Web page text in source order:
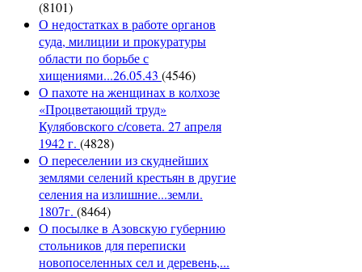
(8101)
О недостатках в работе органов
суда, милиции и прокуратуры
области по борьбе с
хищениями...26.05.43 (4546)
О пахоте на женщинах в колхозе
«Процветающий труд»
Кулябовского с/совета. 27 апреля
1942 г. (4828)
О переселении из скуднейших
землями селений крестьян в другие
селения на излишние...земли.
1807г. (8464)
О посылке в Азовскую губернию
стольников для переписки
новопоселенных сел и деревень,...